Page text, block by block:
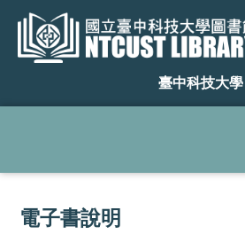
跳
臺中科技大學
電子書說明